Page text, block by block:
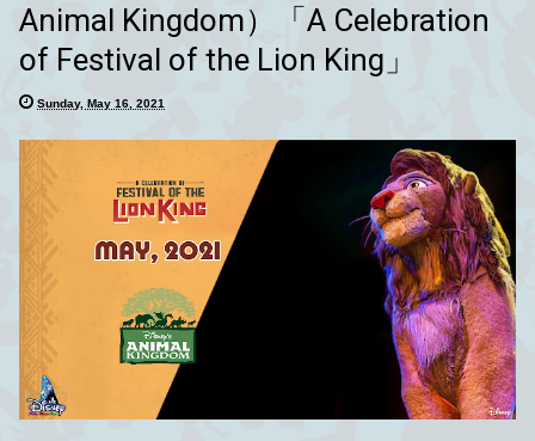
Animal Kingdom）「A Celebration
of Festival of the Lion King」
Sunday, May 16, 2021